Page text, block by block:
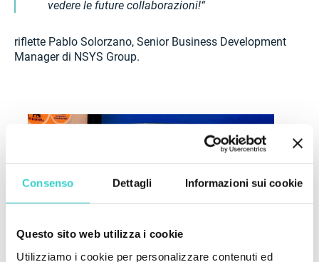
Consenso Dettagli Informazioni sui cookie
Questo sito web utilizza i cookie
Utilizziamo i cookie per personalizzare contenuti ed
vedere le future collaborazioni!
riflette Pablo Solorzano, Senior Business Development
Manager di NSYS Group.